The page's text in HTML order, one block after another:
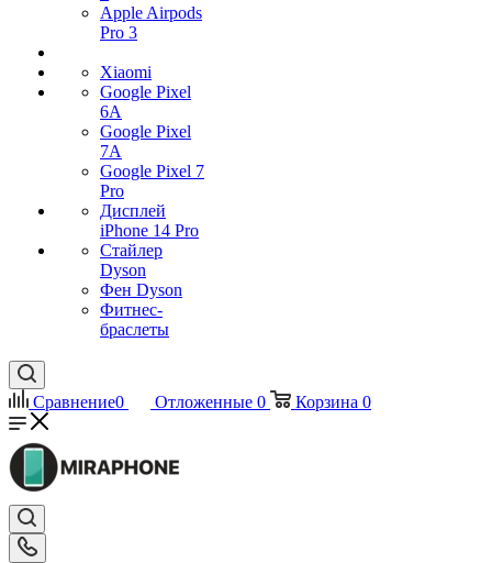
Apple Airpods
Pro 3
Xiaomi
Google Pixel
6A
Google Pixel
7А
Google Pixel 7
Pro
Дисплей
iPhone 14 Pro
Стайлер
Dyson
Фен Dyson
Фитнес-
браслеты
Сравнение0 Отложенные 0 Корзина 0